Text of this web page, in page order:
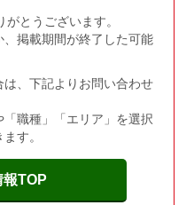
とうございます。
掲載期間が終了した可能
、下記よりお問い合わせ
職種」「エリア」を選択
す。
TOP